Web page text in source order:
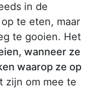
in de
te eten, maar
te gooien. Het
wanneer ze
waarop ze op
zijn om mee te